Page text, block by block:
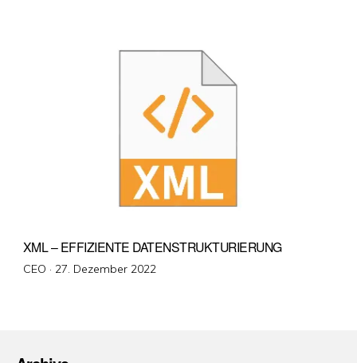
XML – EFFIZIENTE DATENSTRUKTURIERUNG
CEO · Veröffentlicht
27. Dezember 2022